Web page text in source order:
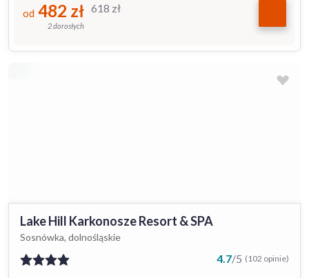
618 zł
od 482 zł
2 dorosłych
Lake Hill Karkonosze Resort & SPA
Sosnówka, dolnośląskie
4.7/5 (102 opinie)